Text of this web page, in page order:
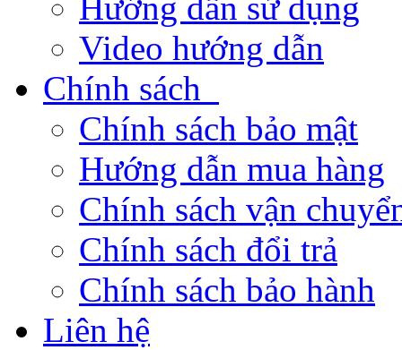
Video hướng dẫn
Chính sách
Chính sách bảo mật
Hướng dẫn mua hàng
Chính sách vận
Chính sách đổi trả
Chính sách bảo hành
Liên hệ